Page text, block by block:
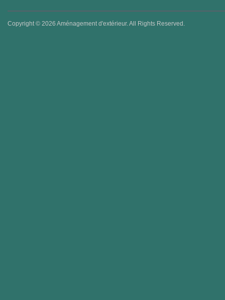
Copyright © 2026 Aménagement d'extérieur. All Rights Reserved.